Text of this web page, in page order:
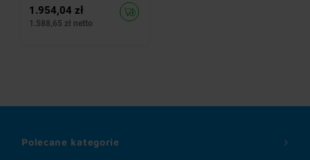
1.954,04 zł
1.588,65 zł netto
Polecane kategorie